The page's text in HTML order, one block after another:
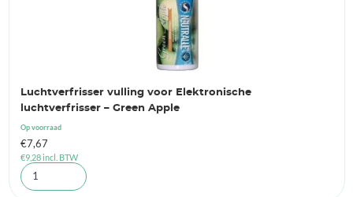
Luchtverfrisser vulling voor Elektronische
luchtverfrisser – Green Apple
Op voorraad
€7,67
€9,28incl. BTW